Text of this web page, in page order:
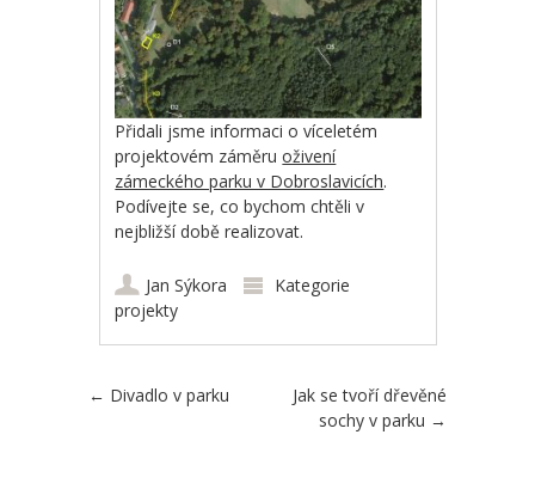
Přidali jsme informaci o víceletém
projektovém záměruoživení
zámeckého parku v Dobroslavicích.
Podívejte se, co bychom chtěli v
nejbližší době realizovat.
Jan Sýkora
Kategorie
projekty
Post navigation
← Divadlo v parku
Jak se tvoří dřevěné
sochy v parku →